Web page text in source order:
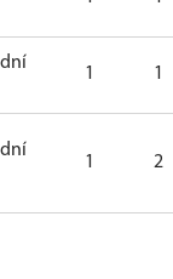
1 1
1 2